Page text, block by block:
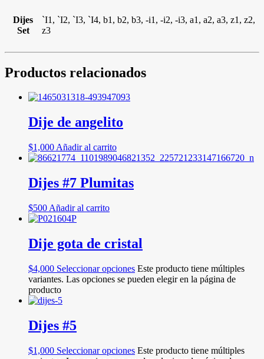
Dijes
Set
`I1, `I2, `I3, `I4, b1, b2, b3, -i1, -i2, -i3, a1, a2, a3, z1, z2,
z3
Productos relacionados
Dije de angelito
$1,000 Añadir al carrito
Dijes #7 Plumitas
$500 Añadir al carrito
Dije gota de cristal
$4,000 Seleccionar opciones Este producto tiene múltiples
variantes. Las opciones se pueden elegir en la página de
producto
Dijes #5
$1,000 Seleccionar opciones Este producto tiene múltiples